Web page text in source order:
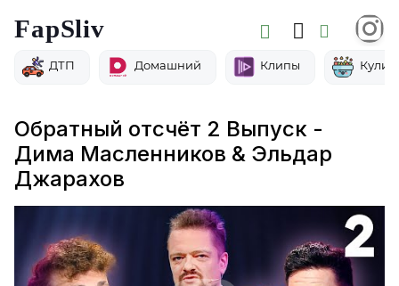
FapSliv
ДТП Домашний Клипы
Обратный отсчёт 2 Выпуск -
Дима Масленников & Эльдар
Джарахов